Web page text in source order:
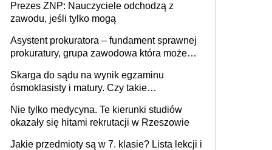
wydatek sięgający ponad 1 tys. zł
Prezes ZNP: Nauczyciele odchodzą z
zawodu, jeśli tylko mogą
Asystent prokuratora – fundament sprawnej
prokuratury, grupa zawodowa która może
Skarga do sądu na wynik egzaminu
ósmoklasisty i matury. Czy takie
Nie tylko medycyna. Te kierunki studiów
okazały się hitami rekrutacji w Rzeszowie
Jakie przedmioty są w 7. klasie? Lista lekcji i